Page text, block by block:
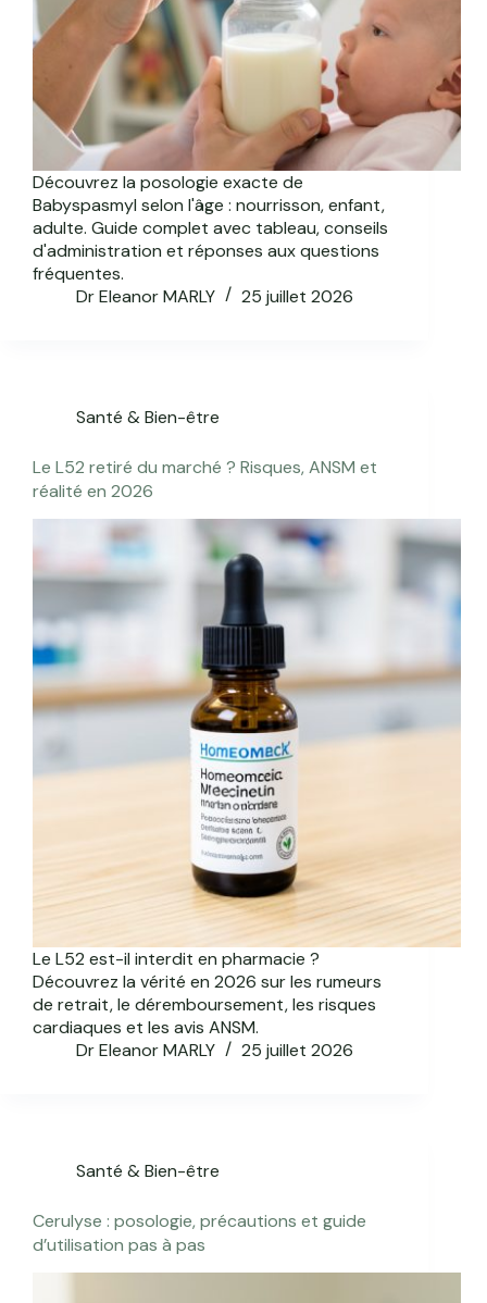
Découvrez la posologie exacte de
Babyspasmyl selon l'âge : nourrisson, enfant,
adulte. Guide complet avec tableau, conseils
d'administration et réponses aux questions
fréquentes.
Dr Eleanor MARLY
25 juillet 2026
Santé & Bien-être
Le L52 retiré du marché ? Risques, ANSM et
réalité en 2026
Le L52 est-il interdit en pharmacie ?
Découvrez la vérité en 2026 sur les rumeurs
de retrait, le déremboursement, les risques
cardiaques et les avis ANSM.
Dr Eleanor MARLY
25 juillet 2026
Santé & Bien-être
Cerulyse : posologie, précautions et guide
d’utilisation pas à pas